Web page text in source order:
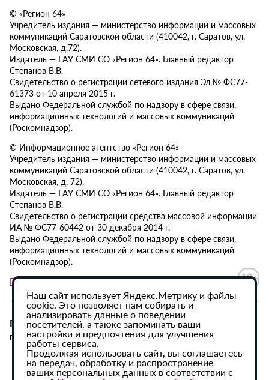
© «Регион 64»
Учредитель издания — министерство информации и массовых
коммуникаций Саратовской области (410042, г. Саратов, ул.
Московская, д.72).
Издатель — ГАУ СМИ СО «Регион 64». Главный редактор
Степанов В.В.
Свидетельство о регистрации сетевого издания Эл № ФС77-
61373 от 10 апреля 2015 г.
Выдано Федеральной службой по надзору в сфере связи,
информационных технологий и массовых коммуникаций
(Роскомнадзор).
© Информационное агентство «Регион 64»
Учредитель издания — министерство информации и массовых
коммуникаций Саратовской области (410042, г. Саратов, ул.
Московская, д. 72).
Издатель — ГАУ СМИ СО «Регион 64». Главный редактор
Степанов В.В.
Свидетельство о регистрации средства массовой информации
ИА № ФС77-60442 от 30 декабря 2014 г.
Выдано Федеральной службой по надзору в сфере связи,
информационных технологий и массовых коммуникаций
(Роскомнадзор).
Политика в отношении обработки персональных данных
При использовании материалов сайта активная
гиперссылка на ИА «Регион 64» обязательна.
Наш сайт использует Яндекс.Метрику и файлы
cookie. Это позволяет нам собирать и
анализировать данные о поведении
посетителей, а также запоминать ваши
настройки и предпочтения для улучшения
работы сервиса.
Продолжая использовать сайт, вы соглашаетесь
на передач, обработку и распространение
ваших персональных данных в соответствии с